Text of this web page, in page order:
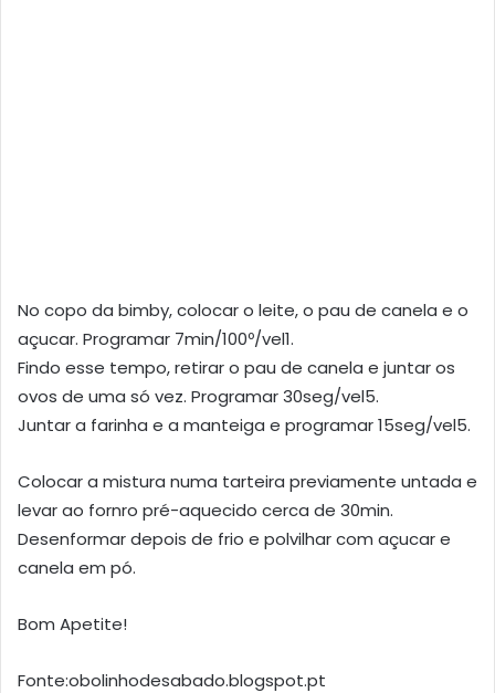
No copo da bimby, colocar o leite, o pau de canela e o
açucar. Programar 7min/100º/vel1.
Findo esse tempo, retirar o pau de canela e juntar os
ovos de uma só vez. Programar 30seg/vel5.
Juntar a farinha e a manteiga e programar 15seg/vel5.
Colocar a mistura numa tarteira previamente untada e
levar ao fornro pré-aquecido cerca de 30min.
Desenformar depois de frio e polvilhar com açucar e
canela em pó.
Bom Apetite!
Fonte:obolinhodesabado.blogspot.pt